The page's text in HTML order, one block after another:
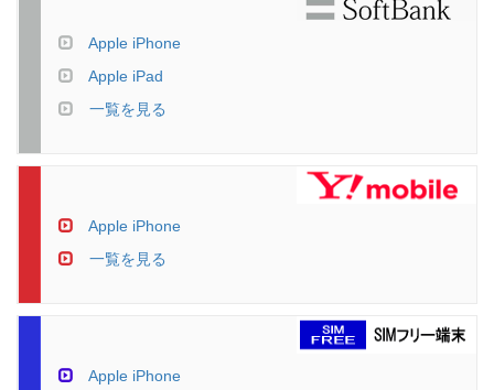
Apple iPhone
Apple iPad
一覧を見る
Apple iPhone
一覧を見る
Apple iPhone